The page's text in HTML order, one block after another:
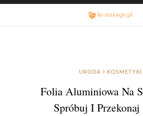
URODA I KOSMETYKI
Folia Aluminiowa Na
Spróbuj I Przekonaj